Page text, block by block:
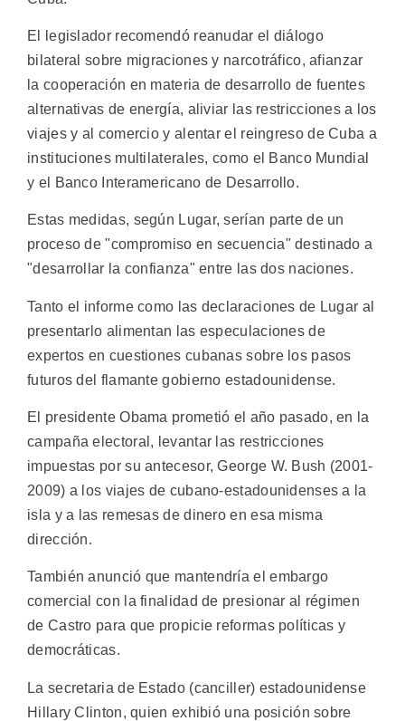
El legislador recomendó reanudar el diálogo
bilateral sobre migraciones y narcotráfico, afianzar
la cooperación en materia de desarrollo de fuentes
alternativas de energía, aliviar las restricciones a los
viajes y al comercio y alentar el reingreso de Cuba a
instituciones multilaterales, como el Banco Mundial
y el Banco Interamericano de Desarrollo.
Estas medidas, según Lugar, serían parte de un
proceso de "compromiso en secuencia" destinado a
"desarrollar la confianza" entre las dos naciones.
Tanto el informe como las declaraciones de Lugar al
presentarlo alimentan las especulaciones de
expertos en cuestiones cubanas sobre los pasos
futuros del flamante gobierno estadounidense.
El presidente Obama prometió el año pasado, en la
campaña electoral, levantar las restricciones
impuestas por su antecesor, George W. Bush (2001-
2009) a los viajes de cubano-estadounidenses a la
isla y a las remesas de dinero en esa misma
dirección.
También anunció que mantendría el embargo
comercial con la finalidad de presionar al régimen
de Castro para que propicie reformas políticas y
democráticas.
La secretaria de Estado (canciller) estadounidense
Hillary Clinton, quien exhibió una posición sobre